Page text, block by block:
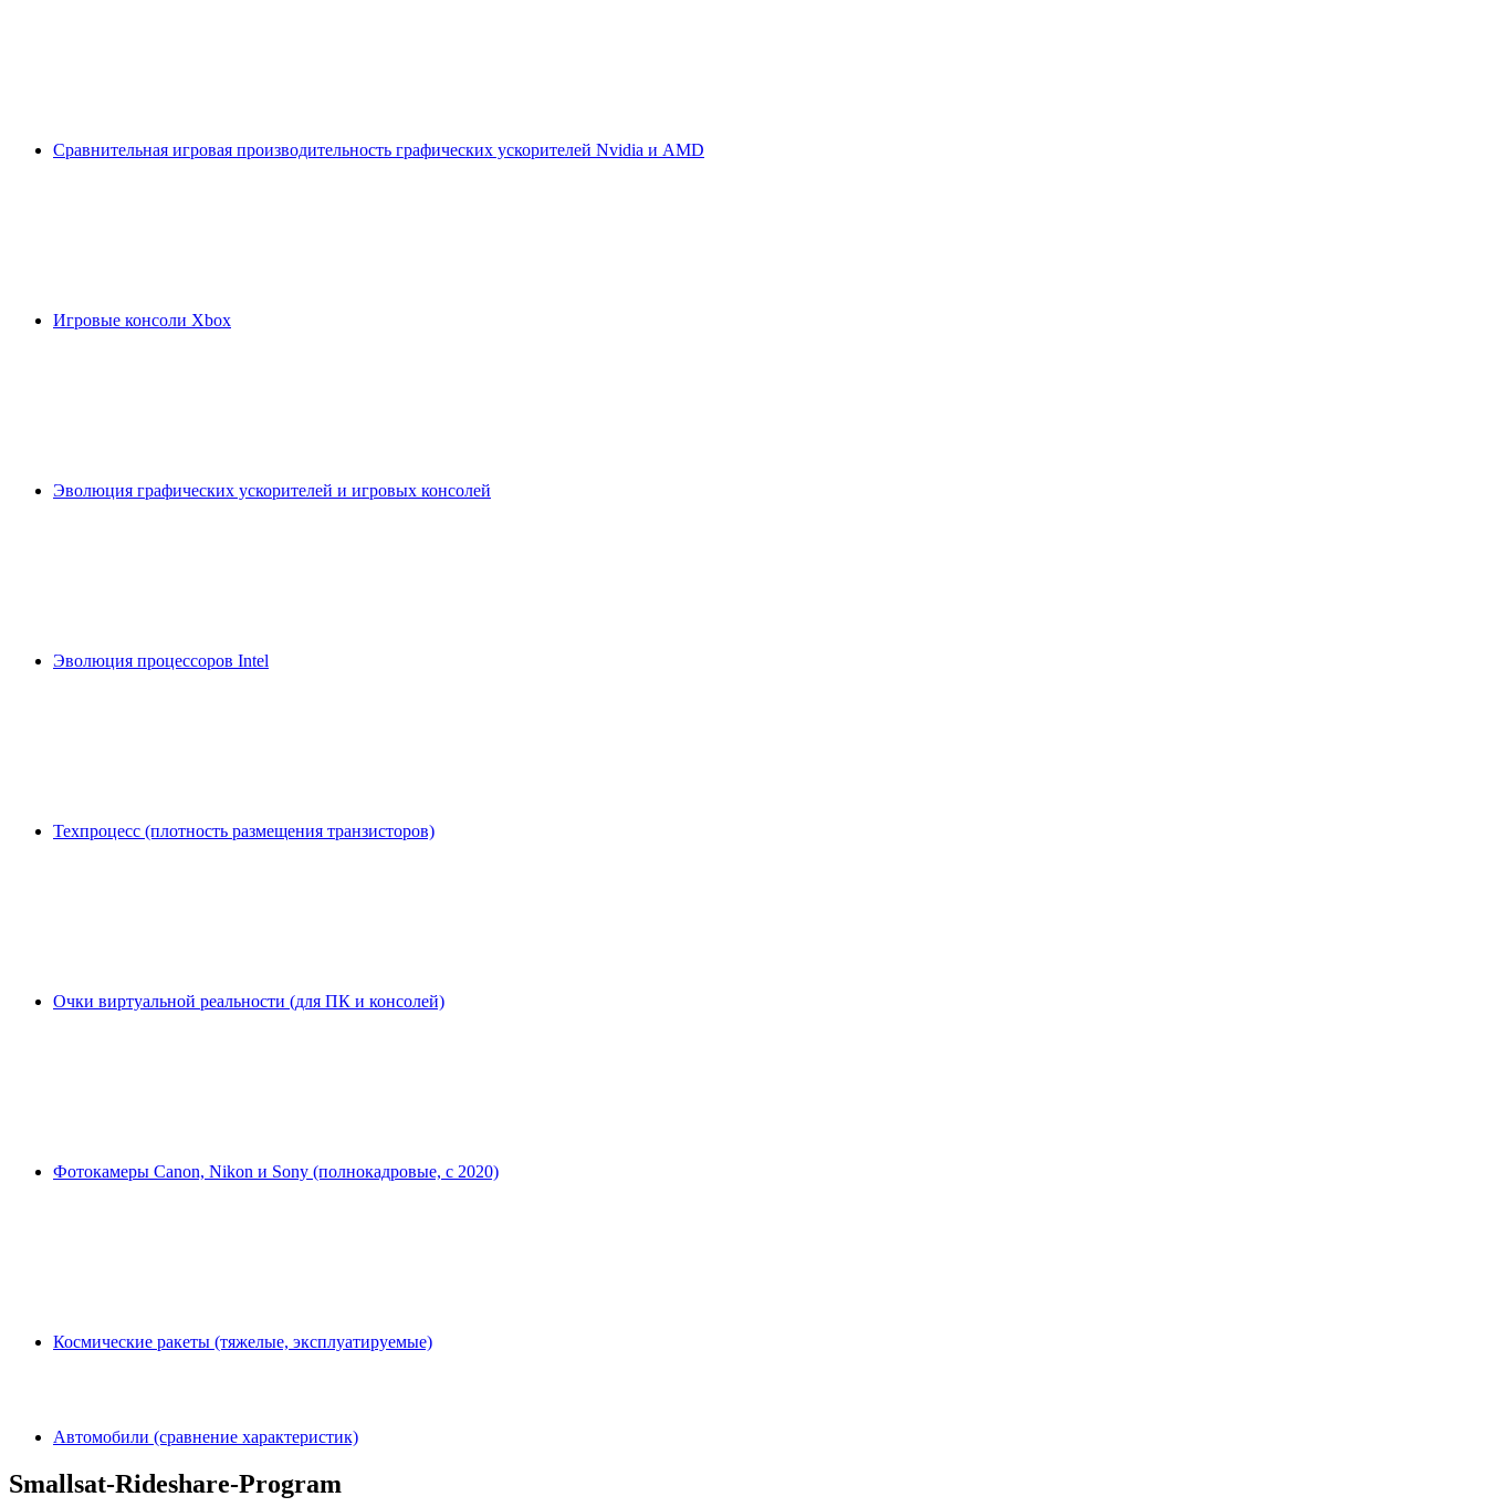
Сравнительная игровая производительность графических ускорителей Nvidia и AMD
Игровые консоли Xbox
Эволюция графических ускорителей и игровых консолей
Эволюция процессоров Intel
Техпроцесс (плотность размещения транзисторов)
Очки виртуальной реальности (для ПК и консолей)
Фотокамеры Canon, Nikon и Sony (полнокадровые, с 2020)
Космические ракеты (тяжелые, эксплуатируемые)
Автомобили (сравнение характеристик)
Smallsat-Rideshare-Program